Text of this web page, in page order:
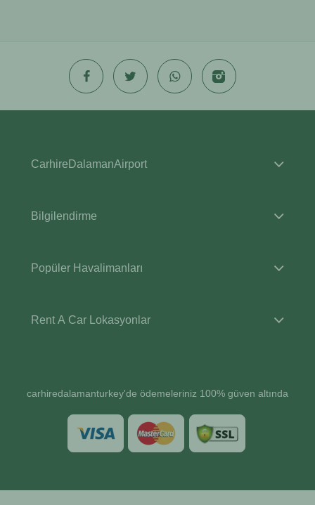
CarhireDalamanAirport
Bilgilendirme
Popüler Havalimanları
Rent A Car Lokasyonlar
carhiredalamanturkey'de ödemeleriniz 100% güven altında